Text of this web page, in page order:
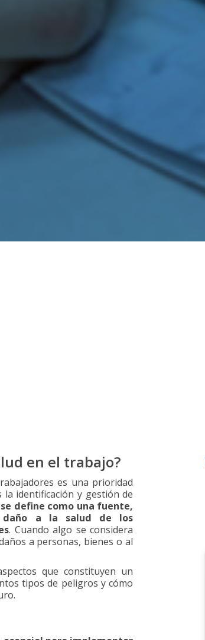
en el trabajo?
es una prioridad
la identificación y gestión de
define como una fuente,
daño a la salud de los
. Cuando algo se considera
a personas, bienes o al
que constituyen un
tipos de peligros y cómo